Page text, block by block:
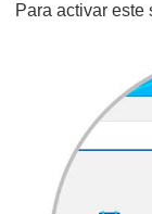
Para activar este